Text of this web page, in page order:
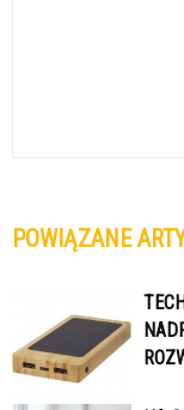
POWIĄZANE